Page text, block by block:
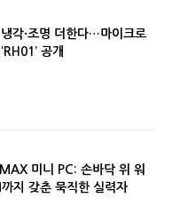
각·조명 더한다…마이크로
공개
미니 PC: 손바닥 위 워
지 갖춘 묵직한 실력자